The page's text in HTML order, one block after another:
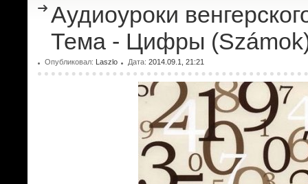
Аудиоуроки
Тема - Цифры
Опубликовал: Laszlo Дата: 2014.09.1, 21:21